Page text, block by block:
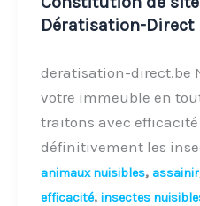
Dératisation-Direct
deratisation-direct.be
votre immeuble en
traitons avec
définitivement les
animaux nuisibles, assainir
efficacité, insectes